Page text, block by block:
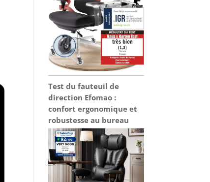
Test du fauteuil de
direction Efomao :
confort ergonomique et
robustesse au bureau